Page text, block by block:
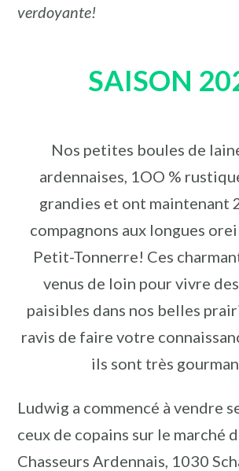
verdoyante!
SAISON
Nos petites boules de
ardennaises, 1OO %
grandies et ont maintenant
compagnons aux longues
Petit-Tonnerre! Ces
venus de loin pour vivre
paisibles dans nos belles
ravis de faire votre
ils sont très
Ludwig a commencé à vendre
ceux de copains sur le marché
Chasseurs Ardennais, 1030